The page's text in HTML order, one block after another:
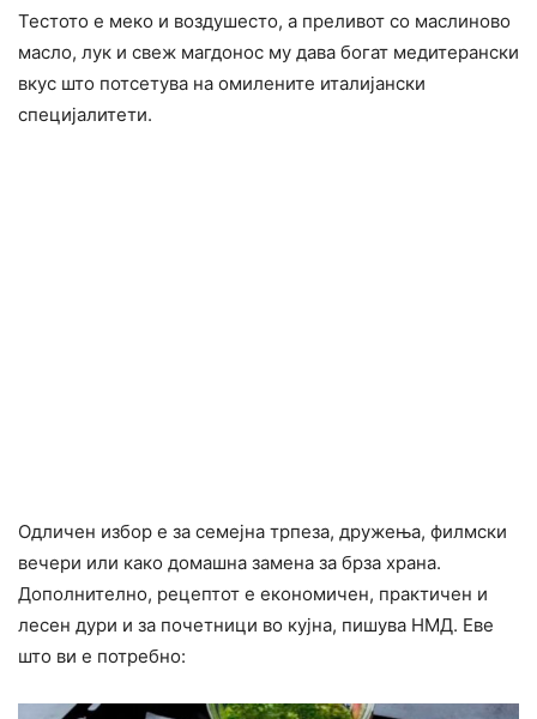
Тестото е меко и воздушесто, а преливот со маслиново
масло, лук и свеж магдонос му дава богат медитерански
вкус што потсетува на омилените италијански
специјалитети.
Одличен избор е за семејна трпеза, дружења, филмски
вечери или како домашна замена за брза храна.
Дополнително, рецептот е економичен, практичен и
лесен дури и за почетници во кујна, пишува НМД. Еве
што ви е потребно: